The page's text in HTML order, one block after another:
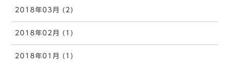
2018年03月 (2)
2018年02月 (1)
2018年01月 (1)